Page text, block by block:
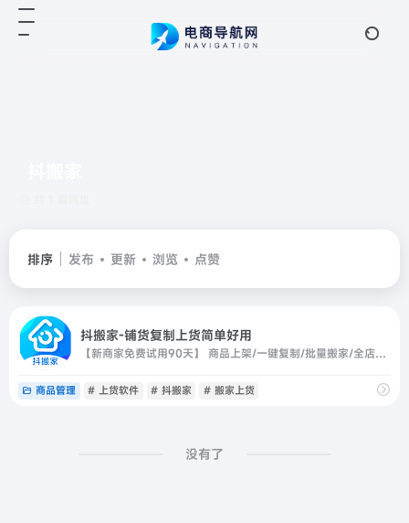
排序 发布 更新 浏览 点赞
抖搬家-铺货复制上货简单好用
【新商家免费试用90天】 商品上架/一键复制/批量搬家/全店搬家/商品源同步/批量白底图/商品管理/质量分检测/商品货源中心等众多功能
商品管理 # 上货软件 # 抖搬家 # 搬家上货
没有了